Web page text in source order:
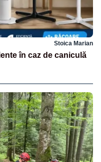
Stoica Marian
în caz de caniculă